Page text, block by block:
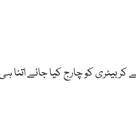
بیٹری کو چارج کیا جائے اتنا